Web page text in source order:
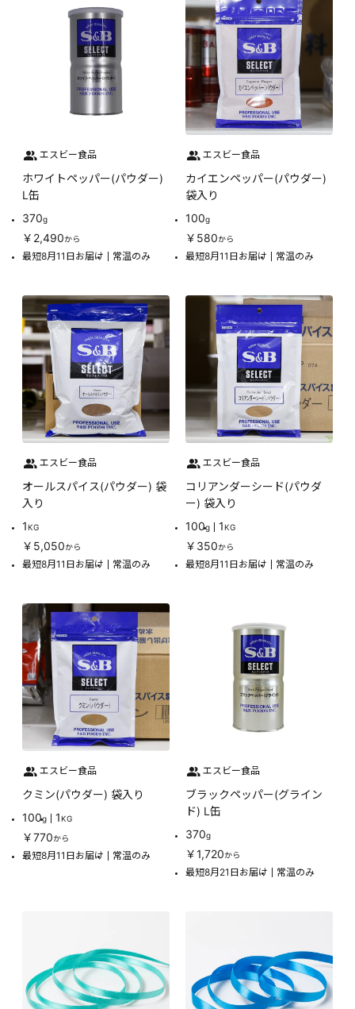
エスビー食品
ホワイトペッパー(パウダー)
L缶
370g
￥2,490から
最短8月11日お届け 常温のみ
エスビー食品
カイエンペッパー(パウダー)
袋入り
100g
￥580から
最短8月11日お届け 常温のみ
エスビー食品
オールスパイス(パウダー) 袋
入り
1KG
￥5,050から
最短8月11日お届け 常温のみ
エスビー食品
コリアンダーシード(パウダ
ー) 袋入り
100g 1KG
￥350から
最短8月11日お届け 常温のみ
エスビー食品
クミン(パウダー) 袋入り
100g 1KG
￥770から
最短8月11日お届け 常温のみ
エスビー食品
ブラックペッパー(グライン
ド) L缶
370g
￥1,720から
最短8月21日お届け 常温のみ